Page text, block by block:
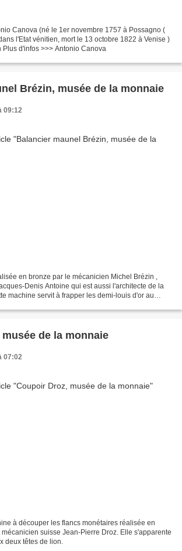
Canova (né le 1er novembre 1757 à Possagno (
l'Etat vénitien, mort le 13 octobre 1822 à Venise )
d'infos >>> Antonio Canova
Brézin, musée de la monnaie
09:12
en bronze par le mécanicien Michel Brézin ,
Denis Antoine qui est aussi l'architecte de la
machine servit à frapper les demi-louis d'or au
de la monnaie
07:02
à découper les flancs monétaires réalisée en
suisse Jean-Pierre Droz. Elle s'apparente
deux têtes de lion.